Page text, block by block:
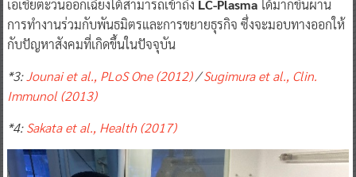
กับปัญหาสังคมที่เกิดขึ้นในปัจจุบัน
*3:Jounai et al., PLoS One (2012)
*4:Sakata et al., Health (2017)